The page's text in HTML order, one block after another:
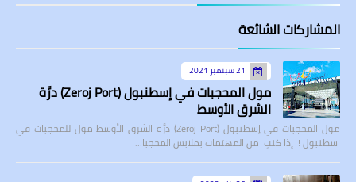
المشاركات الشائعة
21 سبتمبر 2021
مول المحجبات في إسطنبول (Zeroj Port) درَّة
الشرق الأوسط
مول المحجبات في إسطنبول (Zeroj Port) درَّة الشرق الأوسط مول للمحجبات في
اسطنبول ! إذا كنتِ من المهتمات بملابس المحجبا…